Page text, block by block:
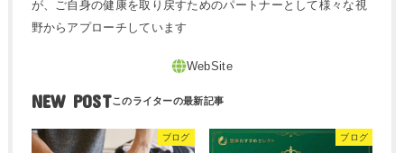
が、ご自身の健康を取り戻すためのパートナーとして様々な視
野からアプローチしています
NEW POST
ブログ ブログ